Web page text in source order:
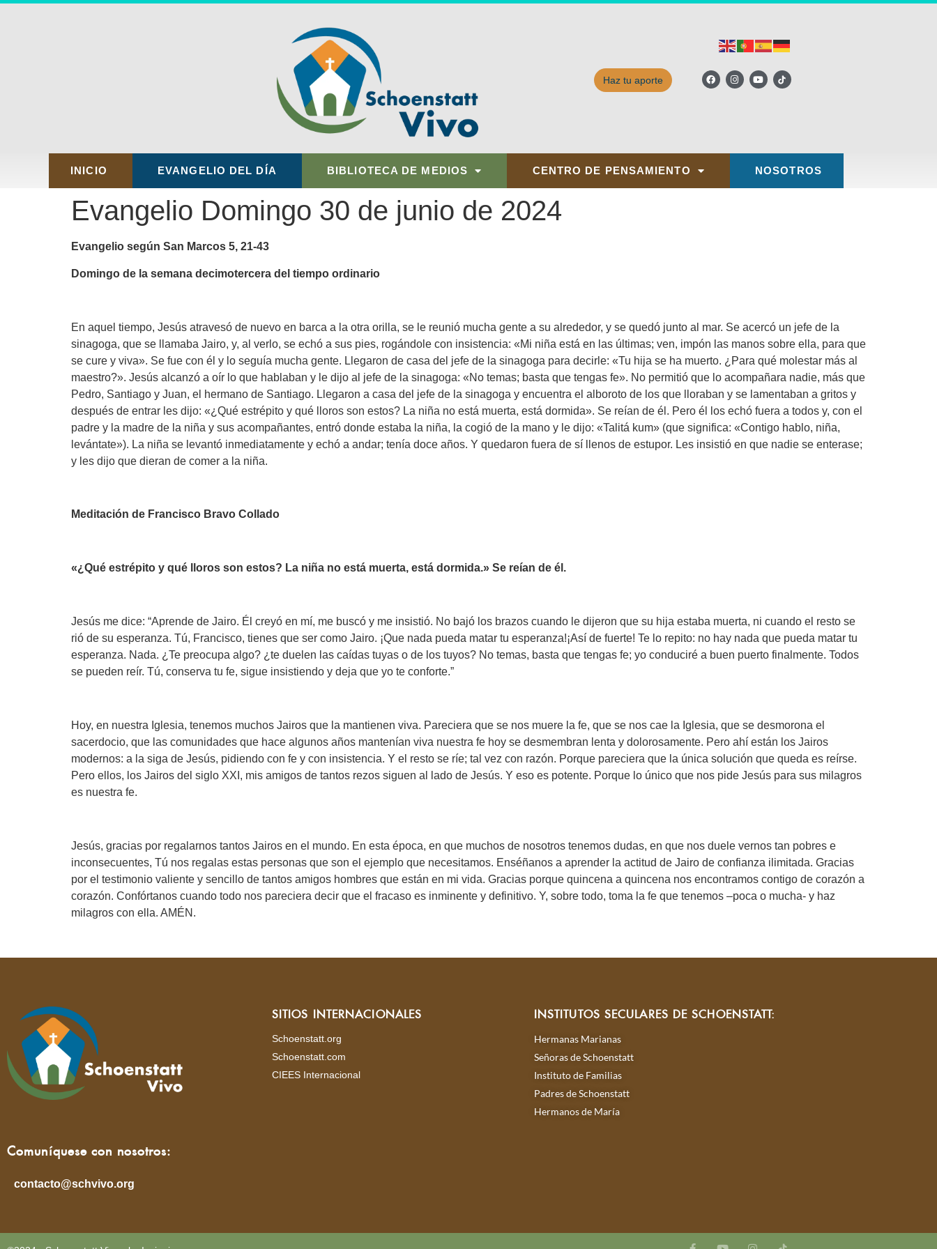
Haz tu aporte
INICIO EVANGELIO DEL DÍA BIBLIOTECA DE MEDIOS CENTRO DE PENSAMIENTO NOSOTROS
Evangelio Domingo 30 de junio de 2024
Evangelio según San Marcos 5, 21-43
Domingo de la semana decimotercera del tiempo ordinario
En aquel tiempo, Jesús atravesó de nuevo en barca a la otra orilla, se le reunió mucha gente a su alrededor, y se quedó junto al mar. Se acercó un jefe de la
sinagoga, que se llamaba Jairo, y, al verlo, se echó a sus pies, rogándole con insistencia: «Mi niña está en las últimas; ven, impón las manos sobre ella, para que
se cure y viva». Se fue con él y lo seguía mucha gente. Llegaron de casa del jefe de la sinagoga para decirle: «Tu hija se ha muerto. ¿Para qué molestar más al
maestro?». Jesús alcanzó a oír lo que hablaban y le dijo al jefe de la sinagoga: «No temas; basta que tengas fe». No permitió que lo acompañara nadie, más que
Pedro, Santiago y Juan, el hermano de Santiago. Llegaron a casa del jefe de la sinagoga y encuentra el alboroto de los que lloraban y se lamentaban a gritos y
después de entrar les dijo: «¿Qué estrépito y qué lloros son estos? La niña no está muerta, está dormida». Se reían de él. Pero él los echó fuera a todos y, con el
padre y la madre de la niña y sus acompañantes, entró donde estaba la niña, la cogió de la mano y le dijo: «Talitá kum» (que significa: «Contigo hablo, niña,
levántate»). La niña se levantó inmediatamente y echó a andar; tenía doce años. Y quedaron fuera de sí llenos de estupor. Les insistió en que nadie se enterase;
y les dijo que dieran de comer a la niña.
Meditación de Francisco Bravo Collado
«¿Qué estrépito y qué lloros son estos? La niña no está muerta, está dormida.» Se reían de él.
Jesús me dice: “Aprende de Jairo. Él creyó en mí, me buscó y me insistió. No bajó los brazos cuando le dijeron que su hija estaba muerta, ni cuando el resto se
rió de su esperanza. Tú, Francisco, tienes que ser como Jairo. ¡Que nada pueda matar tu esperanza!¡Así de fuerte! Te lo repito: no hay nada que pueda matar tu
esperanza. Nada. ¿Te preocupa algo? ¿te duelen las caídas tuyas o de los tuyos? No temas, basta que tengas fe; yo conduciré a buen puerto finalmente. Todos
se pueden reír. Tú, conserva tu fe, sigue insistiendo y deja que yo te conforte.”
Hoy, en nuestra Iglesia, tenemos muchos Jairos que la mantienen viva. Pareciera que se nos muere la fe, que se nos cae la Iglesia, que se desmorona el
sacerdocio, que las comunidades que hace algunos años mantenían viva nuestra fe hoy se desmembran lenta y dolorosamente. Pero ahí están los Jairos
modernos: a la siga de Jesús, pidiendo con fe y con insistencia. Y el resto se ríe; tal vez con razón. Porque pareciera que la única solución que queda es reírse.
Pero ellos, los Jairos del siglo XXI, mis amigos de tantos rezos siguen al lado de Jesús. Y eso es potente. Porque lo único que nos pide Jesús para sus milagros
es nuestra fe.
Jesús, gracias por regalarnos tantos Jairos en el mundo. En esta época, en que muchos de nosotros tenemos dudas, en que nos duele vernos tan pobres e
inconsecuentes, Tú nos regalas estas personas que son el ejemplo que necesitamos. Enséñanos a aprender la actitud de Jairo de confianza ilimitada. Gracias
por el testimonio valiente y sencillo de tantos amigos hombres que están en mi vida. Gracias porque quincena a quincena nos encontramos contigo de corazón a
corazón. Confórtanos cuando todo nos pareciera decir que el fracaso es inminente y definitivo. Y, sobre todo, toma la fe que tenemos –poca o mucha- y haz
milagros con ella. AMÉN.
SITIOS INTERNACIONALES
Schoenstatt.org
Schoenstatt.com
CIEES Internacional
INSTITUTOS SECULARES DE SCHOENSTATT:
Hermanas Marianas
Señoras de Schoenstatt
Instituto de Familias
Padres de Schoenstatt
Hermanos de María
Comuníquese con nosotros:
contacto@schvivo.org